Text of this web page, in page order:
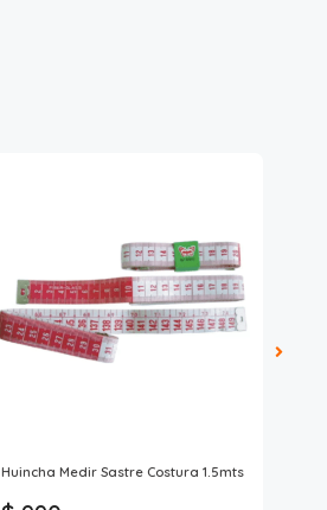
Huincha Medir Sastre Costura 1.5mts